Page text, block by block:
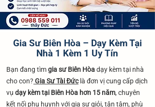
Gia Sư Biên Hòa – Dạy Kèm Tại
Nhà 1 Kèm 1 Uy Tín
Bạn đang tìmgia sư Biên Hòadạy kèm tại nhà
cho con? Gia Sư Tài Đứclà đơn vị cung cấp dịch
vụ dạy kèm tại Biên Hòa hơn 15 năm, chuyên
kết nối phụ huynh với gia sư giỏi, tận tâm, phù